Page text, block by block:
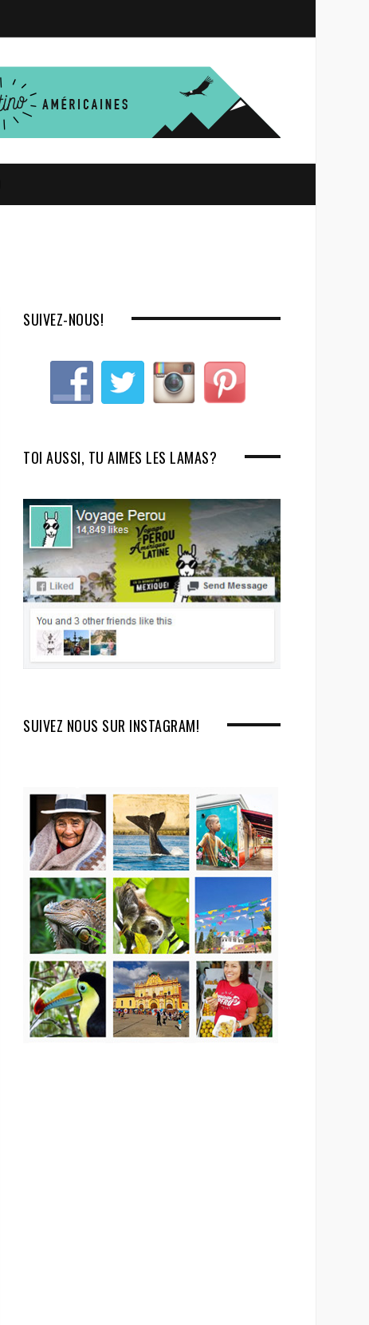
c
SUIVEZ-NOUS!
TOI AUSSI, TU AIMES LES LAMAS?
SUIVEZ NOUS SUR INSTAGRAM!